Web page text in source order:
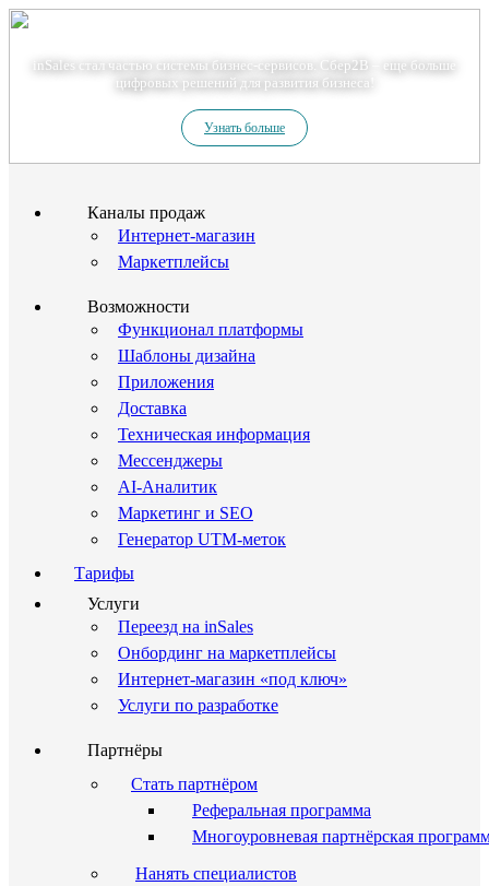
inSales стал частью системы бизнес-сервисов. Сбер2В – еще больше
цифровых решений для развития бизнеса!
Узнать больше
Каналы продаж
Интернет-магазин
Маркетплейсы
Возможности
Функционал платформы
Шаблоны дизайна
Приложения
Доставка
Техническая информация
Мессенджеры
AI-Аналитик
Маркетинг и SEO
Генератор UTM-меток
Тарифы
Услуги
Переезд на inSales
Онбординг на маркетплейсы
Интернет-магазин «под ключ»
Услуги по разработке
Партнёры
Стать партнёром
Реферальная программа
Многоуровневая партнёрская
Нанять специалистов